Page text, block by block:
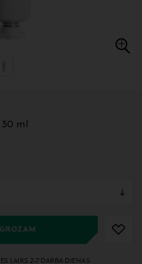
30 ml
LAIKS 2-7 DARBA DIENAS